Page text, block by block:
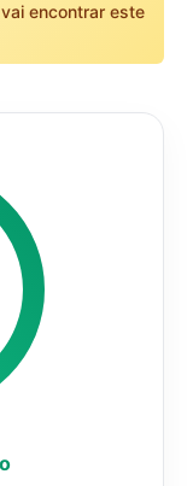
encontrar este